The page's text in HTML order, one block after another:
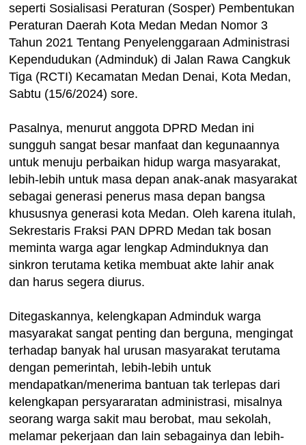
seperti Sosialisasi Peraturan (Sosper) Pembentukan
Peraturan Daerah Kota Medan Medan Nomor 3
Tahun 2021 Tentang Penyelenggaraan Administrasi
Kependudukan (Adminduk) di Jalan Rawa Cangkuk
Tiga (RCTI) Kecamatan Medan Denai, Kota Medan,
Sabtu (15/6/2024) sore.
Pasalnya, menurut anggota DPRD Medan ini
sungguh sangat besar manfaat dan kegunaannya
untuk menuju perbaikan hidup warga masyarakat,
lebih-lebih untuk masa depan anak-anak masyarakat
sebagai generasi penerus masa depan bangsa
khususnya generasi kota Medan. Oleh karena itulah,
Sekrestaris Fraksi PAN DPRD Medan tak bosan
meminta warga agar lengkap Adminduknya dan
sinkron terutama ketika membuat akte lahir anak
dan harus segera diurus.
Ditegaskannya, kelengkapan Adminduk warga
masyarakat sangat penting dan berguna, mengingat
terhadap banyak hal urusan masyarakat terutama
dengan pemerintah, lebih-lebih untuk
mendapatkan/menerima bantuan tak terlepas dari
kelengkapan persyararatan administrasi, misalnya
seorang warga sakit mau berobat, mau sekolah,
melamar pekerjaan dan lain sebagainya dan lebih-